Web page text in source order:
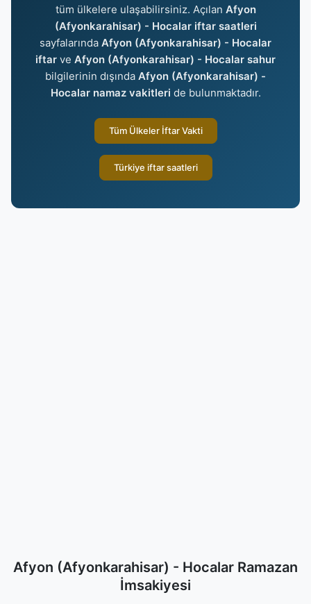
tüm ülkelere ulaşabilirsiniz. Açılan Afyon
(Afyonkarahisar) - Hocalar iftar saatleri
sayfalarında Afyon (Afyonkarahisar) - Hocalar
iftar ve Afyon (Afyonkarahisar) - Hocalar sahur
bilgilerinin dışında Afyon (Afyonkarahisar) -
Hocalar namaz vakitleri de bulunmaktadır.
Tüm Ülkeler İftar Vakti
Türkiye iftar saatleri
Afyon (Afyonkarahisar) - Hocalar Ramazan
İmsakiyesi